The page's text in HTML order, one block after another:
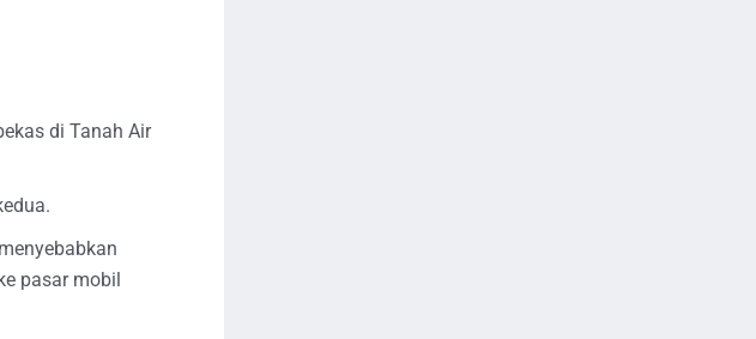
di Tanah Air
pasar mobil